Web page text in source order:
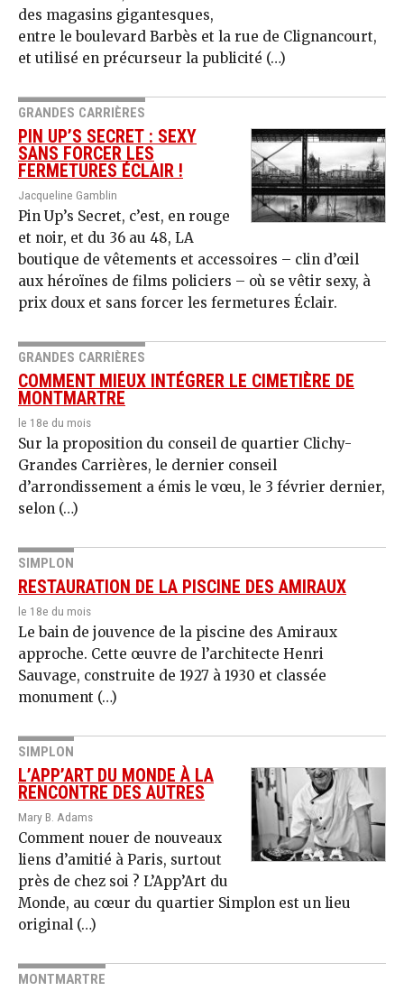
des magasins gigantesques,
entre le boulevard Barbès et la rue de Clignancourt,
et utilisé en précurseur la publicité (…)
GRANDES CARRIÈRES
PIN UP’S SECRET : SEXY
SANS FORCER LES
FERMETURES ÉCLAIR !
Jacqueline Gamblin
Pin Up’s Secret, c’est, en rouge
et noir, et du 36 au 48, LA
boutique de vêtements et accessoires – clin d’œil
aux héroïnes de films policiers – où se vêtir sexy, à
prix doux et sans forcer les fermetures Éclair.
GRANDES CARRIÈRES
COMMENT MIEUX INTÉGRER LE CIMETIÈRE DE
MONTMARTRE
le 18e du mois
Sur la proposition du conseil de quartier Clichy-
Grandes Carrières, le dernier conseil
d’arrondissement a émis le vœu, le 3 février dernier,
selon (…)
SIMPLON
RESTAURATION DE LA PISCINE DES AMIRAUX
le 18e du mois
Le bain de jouvence de la piscine des Amiraux
approche. Cette œu­vre de l’architecte Henri
Sauvage, construite de 1927 à 1930 et classée
monument (…)
SIMPLON
L’APP’ART DU MONDE À LA
RENCONTRE DES AUTRES
Mary B. Adams
Comment nouer de nouveaux
liens d’amitié à Paris, surtout
près de chez soi ? L’App’Art du
Monde, au cœur du quartier Sim­plon est un lieu
original (…)
MONTMARTRE